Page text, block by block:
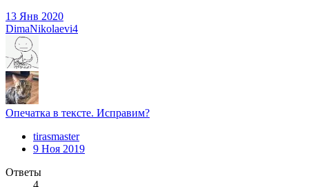
13 Янв 2020
DimaNikolaevi4
Опечатка в тексте. Исправим?
tirasmaster
9 Ноя 2019
Ответы
4